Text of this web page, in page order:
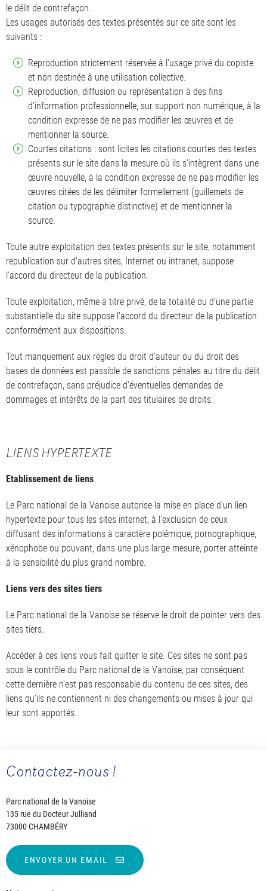
le délit de contrefaçon.
Les usages autorisés des textes présentés sur ce site sont les
suivants :
Reproduction strictement réservée à l'usage privé du copiste
et non destinée à une utilisation collective.
Reproduction, diffusion ou représentation à des fins
d'information professionnelle, sur support non numérique, à la
condition expresse de ne pas modifier les œuvres et de
mentionner la source.
Courtes citations : sont licites les citations courtes des textes
présents sur le site dans la mesure où ils s'intègrent dans une
œuvre nouvelle, à la condition expresse de ne pas modifier les
œuvres citées de les délimiter formellement (guillemets de
citation ou typographie distinctive) et de mentionner la
source.
Toute autre exploitation des textes présents sur le site, notamment
republication sur d'autres sites, Internet ou intranet, suppose
l'accord du directeur de la publication.
Toute exploitation, même à titre privé, de la totalité ou d'une partie
substantielle du site suppose l'accord du directeur de la publication
conformément aux dispositions.
Tout manquement aux règles du droit d'auteur ou du droit des
bases de données est passible de sanctions pénales au titre du délit
de contrefaçon, sans préjudice d'éventuelles demandes de
dommages et intérêts de la part des titulaires de droits.
LIENS HYPERTEXTE
Etablissement de liens
Le Parc national de la Vanoise autorise la mise en place d'un lien
hypertexte pour tous les sites internet, à l'exclusion de ceux
diffusant des informations à caractère polémique, pornographique,
xénophobe ou pouvant, dans une plus large mesure, porter atteinte
à la sensibilité du plus grand nombre.
Liens vers des sites tiers
Le Parc national de la Vanoise se réserve le droit de pointer vers des
sites tiers.
Accéder à ces liens vous fait quitter le site. Ces sites ne sont pas
sous le contrôle du Parc national de la Vanoise, par conséquent
cette dernière n'est pas responsable du contenu de ces sites, des
liens qu'ils ne contiennent ni des changements ou mises à jour qui
leur sont apportés.
Contactez-nous !
Parc national de la Vanoise
135 rue du Docteur Julliand
73000 CHAMBÉRY
ENVOYER UN EMAIL